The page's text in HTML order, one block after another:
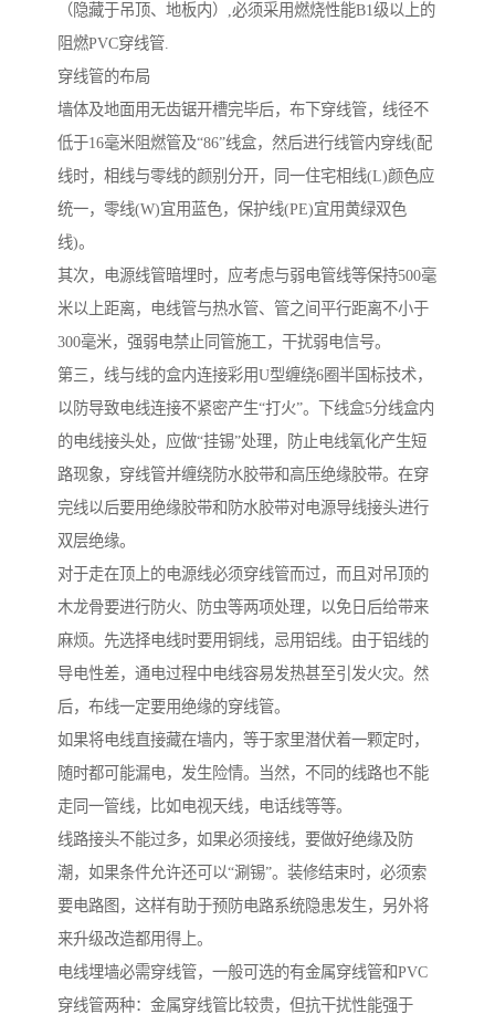
（隐藏于吊顶、地板内）,必须采用燃烧性能B1级以上的
阻燃PVC穿线管.
穿线管的布局
墙体及地面用无齿锯开槽完毕后，布下穿线管，线径不
低于16毫米阻燃管及“86”线盒，然后进行线管内穿线(配
线时，相线与零线的颜别分开，同一住宅相线(L)颜色应
统一，零线(W)宜用蓝色，保护线(PE)宜用黄绿双色
线)。
其次，电源线管暗埋时，应考虑与弱电管线等保持500毫
米以上距离，电线管与热水管、管之间平行距离不小于
300毫米，强弱电禁止同管施工，干扰弱电信号。
第三，线与线的盒内连接彩用U型缠绕6圈半国标技术，
以防导致电线连接不紧密产生“打火”。下线盒5分线盒内
的电线接头处，应做“挂锡”处理，防止电线氧化产生短
路现象，穿线管并缠绕防水胶带和高压绝缘胶带。在穿
完线以后要用绝缘胶带和防水胶带对电源导线接头进行
双层绝缘。
对于走在顶上的电源线必须穿线管而过，而且对吊顶的
木龙骨要进行防火、防虫等两项处理，以免日后给带来
麻烦。先选择电线时要用铜线，忌用铝线。由于铝线的
导电性差，通电过程中电线容易发热甚至引发火灾。然
后，布线一定要用绝缘的穿线管。
如果将电线直接藏在墙内，等于家里潜伏着一颗定时，
随时都可能漏电，发生险情。当然，不同的线路也不能
走同一管线，比如电视天线，电话线等等。
线路接头不能过多，如果必须接线，要做好绝缘及防
潮，如果条件允许还可以“涮锡”。装修结束时，必须索
要电路图，这样有助于预防电路系统隐患发生，另外将
来升级改造都用得上。
电线埋墙必需穿线管，一般可选的有金属穿线管和PVC
穿线管两种：金属穿线管比较贵，但抗干扰性能强于